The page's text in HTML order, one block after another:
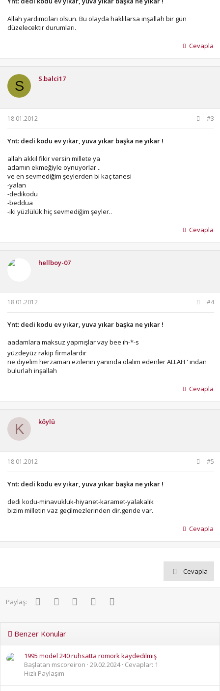
Allah yardımcıları olsun. Bu olayda haklılarsa inşallah bir gün
düzelecektir durumları.
Cevapla
S S.balci17
18.01.2012 #3
Ynt: dedi kodu ev yıkar, yuva yıkar başka ne yıkar !
allah akkıl fikir versin millete ya
adamın ekmeğiyle oynuyorlar ..
ve en sevmediğim şeylerden bi kaç tanesi
-yalan
-dedikodu
-beddua
-iki yüzlülük hiç sevmediğim şeyler..
Cevapla
hellboy-07
18.01.2012 #4
Ynt: dedi kodu ev yıkar, yuva yıkar başka ne yıkar !
aadamlara maksuz yapmışlar vay bee ıh-*-s
yüzdeyüz rakip firmalardır
ne diyelim herzaman ezilenin yanında olalım edenler ALLAH ' ından
bulurlah inşallah
Cevapla
K köylü
18.01.2012 #5
Ynt: dedi kodu ev yıkar, yuva yıkar başka ne yıkar !
dedi kodu-minavukluk-hiyanet-karamet-yalakalık
bizim milletin vaz geçilmezlerinden dir.gende var.
Cevapla
Cevapla
Paylaş: FacebookTwitter PinterestWhatsApp
Benzer Konular
1995 model 240 ruhsatta romork kaydedilmiş
Başlatan mscoreiron 29.02.2024 Cevaplar: 1
Hızlı Paylaşım